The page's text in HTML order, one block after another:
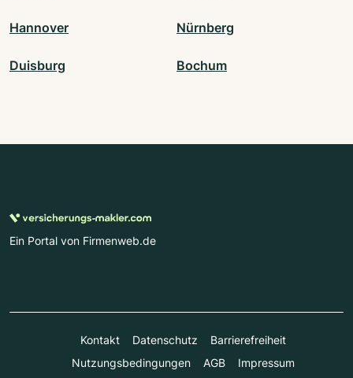
Hannover Nürnberg
Duisburg Bochum
Ein Portal von Firmenweb.de
Kontakt Datenschutz
Barrierefreiheit
Nutzungsbedingungen
AGB Impressum